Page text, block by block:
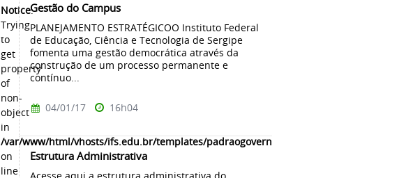
Notice:
Trying
to
get
property
of
non-
object
in
/var/www/html/vhosts/ifs.edu.br/templates/padraogoverno01/html/com_content/
on
line
Gestão do Campus
PLANEJAMENTO ESTRATÉGICOO Instituto Federal
de Educação, Ciência e Tecnologia de Sergipe
fomenta uma gestão democrática através da
construção de um processo permanente e
contínuo...
04/01/17 16h04
Estrutura Administrativa